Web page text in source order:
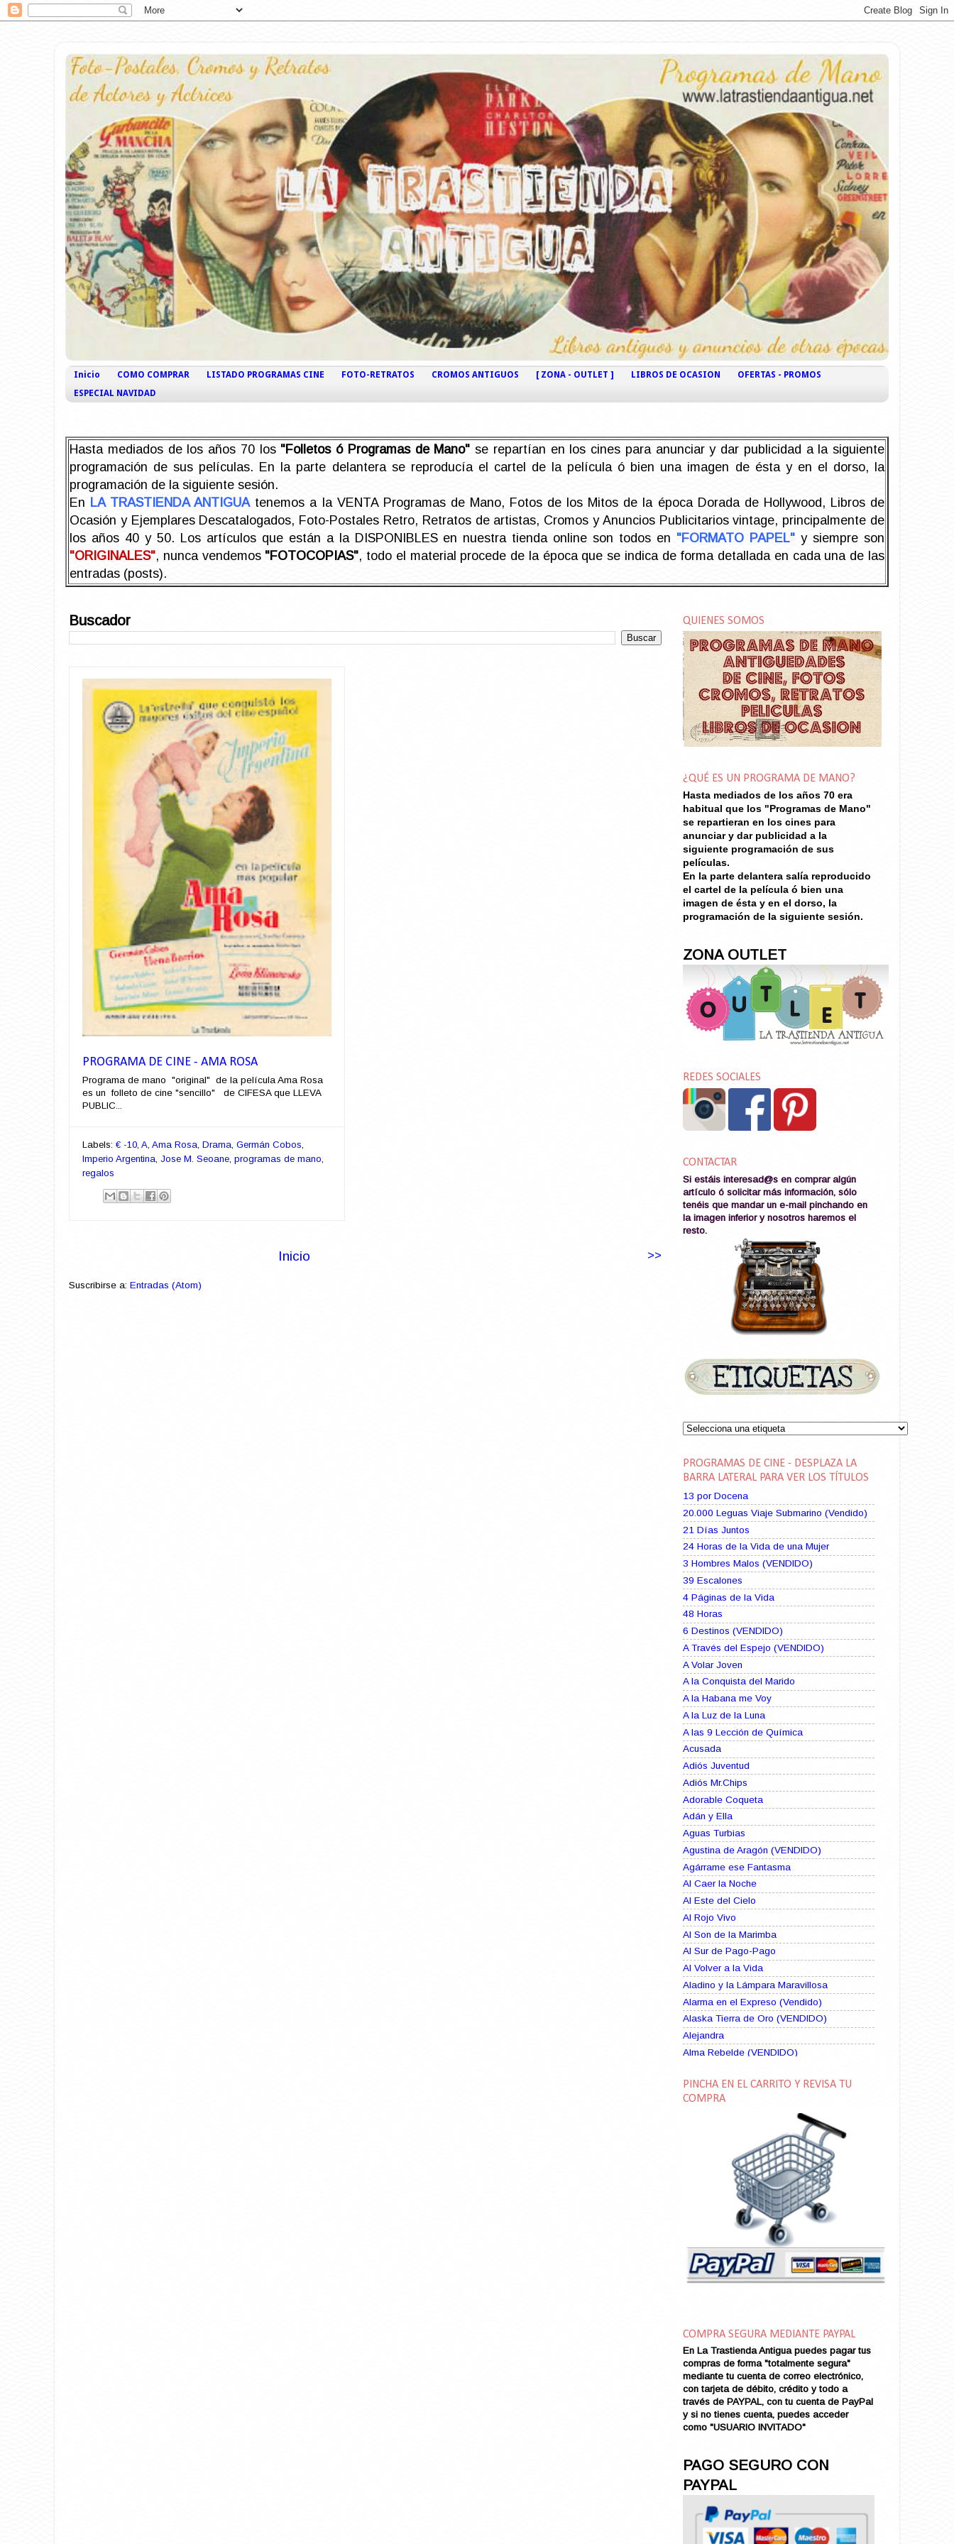
Inicio COMO COMPRAR LISTADO PROGRAMAS CINE FOTO-RETRATOS CROMOS ANTIGUOS [ ZONA - OUTLET ] LIBROS DE OCASION
OFERTAS - PROMOS
ESPECIAL NAVIDAD
Hasta mediados de los años 70 los "Folletos ó Programas de Mano" se repartían en los cines para anunciar y dar publicidad a la siguiente
programación de sus películas. En la parte delantera se reproducía el cartel de la película ó bien una imagen de ésta y en el dorso, la
programación de la siguiente sesión.
En LA TRASTIENDA ANTIGUAtenemos a la VENTA Programas de Mano, Fotos de los Mitos de la época Dorada de Hollywood, Libros de
Ocasión y Ejemplares Descatalogados, Foto-Postales Retro, Retratos de artistas, Cromos y Anuncios Publicitarios vintage, principalmente de
los años 40 y 50. Los artículos que están a la DISPONIBLES en nuestra tienda online son todos en "FORMATO PAPEL" y siempre son
"ORIGINALES", nunca vendemos "FOTOCOPIAS", todo el material procede de la época que se indica de forma detallada en cada una de las
entradas (posts).
Buscador
PROGRAMA DE CINE - AMA ROSA
Programa de mano "original" de la película Ama Rosa
es un folleto de cine "sencillo" de CIFESA que LLEVA
PUBLIC...
Labels: € -10 A Ama Rosa Drama Germán Cobos
Imperio Argentina Jose M. Seoane programas de mano
regalos
>>
Inicio
Suscribirse a: Entradas (Atom)
QUIENES SOMOS
¿QUÉ ES UN PROGRAMA DE MANO?
Hasta mediados de los años 70 era
habitual que los "Programas de Mano"
se repartieran en los cines para
anunciar y dar publicidad a la
siguiente programación de sus
películas.
En la parte delantera salía reproducido
el cartel de la película ó bien una
imagen de ésta y en el dorso, la
programación de la siguiente sesión.
ZONA OUTLET
REDES SOCIALES
CONTACTAR
Si estáis interesad@s en comprar algún
artículo ó solicitar más información, sólo
tenéis que mandar un e-mail pinchando en
la imagen inferior y nosotros haremos el
resto.
PROGRAMAS DE CINE - DESPLAZA LA
BARRA LATERAL PARA VER LOS TÍTULOS
13 por Docena
20.000 Leguas Viaje Submarino (Vendido)
21 Días Juntos
24 Horas de la Vida de una Mujer
3 Hombres Malos (VENDIDO)
39 Escalones
4 Páginas de la Vida
48 Horas
6 Destinos (VENDIDO)
A Través del Espejo (VENDIDO)
A Volar Joven
A la Conquista del Marido
A la Habana me Voy
A la Luz de la Luna
A las 9 Lección de Química
Acusada
Adiós Juventud
Adiós Mr.Chips
Adorable Coqueta
Adán y Ella
Aguas Turbias
Agustina de Aragón (VENDIDO)
Agárrame ese Fantasma
Al Caer la Noche
Al Este del Cielo
Al Rojo Vivo
Al Son de la Marimba
Al Sur de Pago-Pago
Al Volver a la Vida
Aladino y la Lámpara Maravillosa
Alarma en el Expreso (Vendido)
Alaska Tierra de Oro (VENDIDO)
Alejandra
Alma Rebelde (VENDIDO)
Alma en Suplicio (VENDIDO)
Almas Borrascosas
Amame esta Noche (VENDIDO)
Amanda La Paciente Peligrosa
Amarga Victoria
Amor a Medianoche
Amor en Conserva (VENDIDO)
Amor que Mata
Amor sin Refugio
Ana de Brooklyn
Ana y El Rey de Siam
Anatomía de un Asesinato
Andrés Harvey Millonario (VENDIDO)
Andrés Harvey Tenorio
Andrés Harvey se Enamora (VENDIDO)
Aníbal
Aquella Noche en Rio
Arenas Sangrientas
Argel (VENDIDO)
Armonías de Juventud (VENDIDO)
PINCHA EN EL CARRITO Y REVISA TU
COMPRA
COMPRA SEGURA MEDIANTE PAYPAL
En La Trastienda Antigua puedes pagar tus
compras de forma "totalmente segura"
mediante tu cuenta de correo electrónico,
con tarjeta de débito, crédito y todo a
través de PAYPAL, con tu cuenta de PayPal
y si no tienes cuenta, puedes acceder
como "USUARIO INVITADO"
PAGO SEGURO CON
PAYPAL